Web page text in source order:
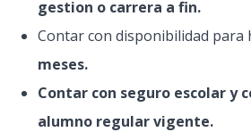
gestion o carrera a fin.
Contar con disponibilidad para
meses.
Contar con seguro escolar y
alumno regular vigente.